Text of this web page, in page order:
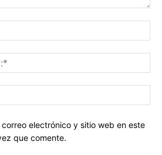
electrónico y sitio web en este
que comente.